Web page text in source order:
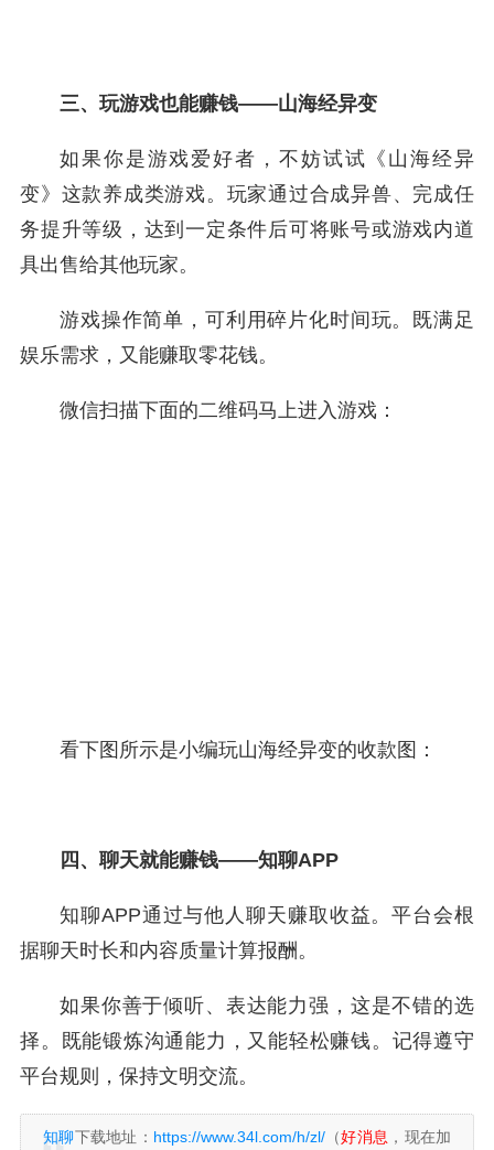
三、玩游戏也能赚钱——山海经异变
如果你是游戏爱好者，不妨试试《山海经异
变》这款养成类游戏。玩家通过合成异兽、完成任
务提升等级，达到一定条件后可将账号或游戏内道
具出售给其他玩家。
游戏操作简单，可利用碎片化时间玩。既满足
娱乐需求，又能赚取零花钱。
微信扫描下面的二维码马上进入游戏：
看下图所示是小编玩山海经异变的收款图：
四、聊天就能赚钱——知聊APP
知聊APP通过与他人聊天赚取收益。平台会根
据聊天时长和内容质量计算报酬。
如果你善于倾听、表达能力强，这是不错的选
择。既能锻炼沟通能力，又能轻松赚钱。记得遵守
平台规则，保持文明交流。
知聊下载地址： https://www.34l.com/h/zl/（好消息 ，现在加